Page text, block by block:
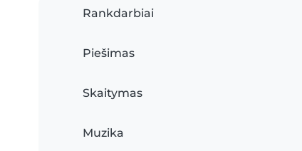
Rankdarbiai
Piešimas
Skaitymas
Muzika